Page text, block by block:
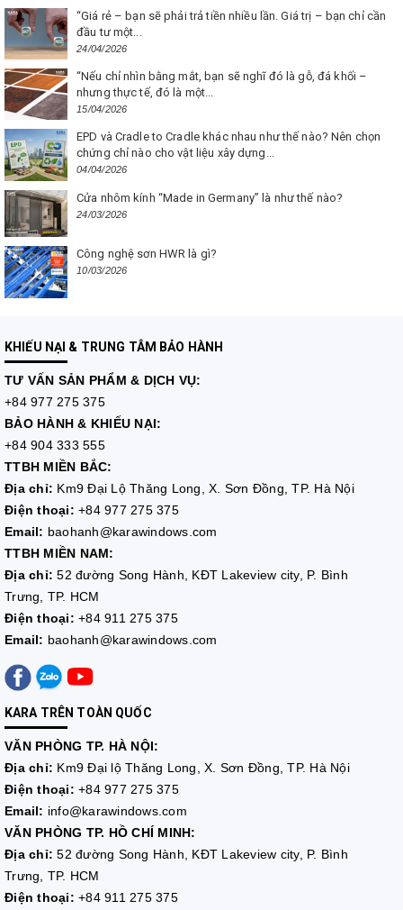
“Giá rẻ – bạn sẽ phải trả tiền nhiều lần. Giá trị – bạn chỉ cần
đầu tư một...
24/04/2026
“Nếu chỉ nhìn bằng mắt, bạn sẽ nghĩ đó là gỗ, đá khối –
nhưng thực tế, đó là một...
15/04/2026
EPD và Cradle to Cradle khác nhau như thế nào? Nên chọn
chứng chỉ nào cho vật liệu xây dựng...
04/04/2026
Cửa nhôm kính “Made in Germany” là như thế nào?
24/03/2026
Công nghệ sơn HWR là gì?
10/03/2026
KHIẾU NẠI & TRUNG TÂM BẢO HÀNH
TƯ VẤN SẢN PHẨM & DỊCH VỤ:
+84 977 275 375
BẢO HÀNH & KHIẾU NẠI:
+84 904 333 555
TTBH MIỀN BẮC:
Địa chỉ: Km9 Đại Lộ Thăng Long, X. Sơn Đồng, TP. Hà Nội
Điện thoại: +84 977 275 375
Email: baohanh@karawindows.com
TTBH MIỀN NAM:
Địa chỉ: 52 đường Song Hành, KĐT Lakeview city, P. Bình
Trưng, TP. HCM
Điện thoại: +84 911 275 375
Email: baohanh@karawindows.com
KARA TRÊN TOÀN QUỐC
VĂN PHÒNG TP. HÀ NỘI:
Địa chỉ: Km9 Đại lộ Thăng Long, X. Sơn Đồng, TP. Hà Nội
Điện thoại: +84 977 275 375
Email: info@karawindows.com
VĂN PHÒNG TP. HỒ CHÍ MINH:
Địa chỉ:52 đường Song Hành, KĐT Lakeview city, P. Bình
Trưng, TP. HCM
Điện thoại: +84 911 275 375